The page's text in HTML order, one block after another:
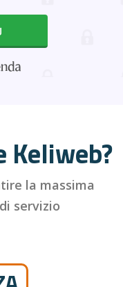
Keliweb?
la massima
servizio